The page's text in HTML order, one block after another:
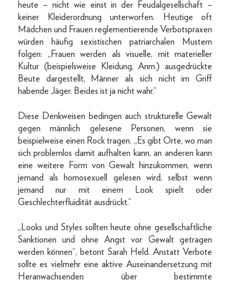
heute – nicht wie einst in der Feudalgesellschaft –
keiner Kleiderordnung unterworfen. Heutige oft
Mädchen und Frauen reglementierende Verbotspraxen
würden häufig sexistischen patriarchalen Mustern
folgen: „Frauen werden als visuelle, mit materieller
Kultur (beispielsweise Kleidung, Anm.) ausgedrückte
Beute dargestellt, Männer als sich nicht im Griff
habende Jäger. Beides ist ja nicht wahr.“
Diese Denkweisen bedingen auch strukturelle Gewalt
gegen männlich gelesene Personen, wenn sie
beispielweise einen Rock tragen. „Es gibt Orte, wo man
sich problemlos damit aufhalten kann, an anderen kann
eine weitere Form von Gewalt hinzukommen, wenn
jemand als homosexuell gelesen wird, selbst wenn
jemand nur mit einem Look spielt oder
Geschlechterfluidität ausdrückt.“
„Looks und Styles sollten heute ohne gesellschaftliche
Sanktionen und ohne Angst vor Gewalt getragen
werden können“, betont Sarah Held. Anstatt Verbote
sollte es vielmehr eine aktive Auseinandersetzung mit
Heranwachsenden über bestimmte